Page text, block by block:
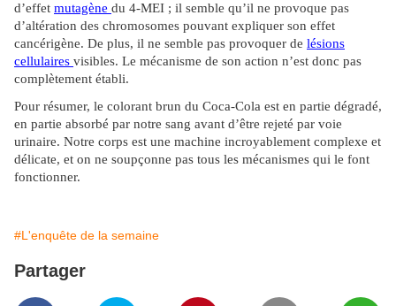
d’effet mutagène du 4-MEI ; il semble qu’il ne provoque pas
d’altération des chromosomes pouvant expliquer son effet
cancérigène. De plus, il ne semble pas provoquer de lésions
cellulaires visibles. Le mécanisme de son action n’est donc pas
complètement établi.
Pour résumer, le colorant brun du Coca-Cola est en partie dégradé,
en partie absorbé par notre sang avant d’être rejeté par voie
urinaire. Notre corps est une machine incroyablement complexe et
délicate, et on ne soupçonne pas tous les mécanismes qui le font
fonctionner.
#L'enquête de la semaine
Partager